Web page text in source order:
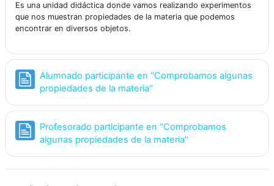
Es una unidad didáctica donde vamos realizando experimentos
que nos muestran propiedades de la materia que podemos
encontrar en diversos objetos.
Alumnado participante en "Comprobamos algunas
propiedades de la materia"
Profesorado participante en "Comprobamos
algunas propiedades de la materia"